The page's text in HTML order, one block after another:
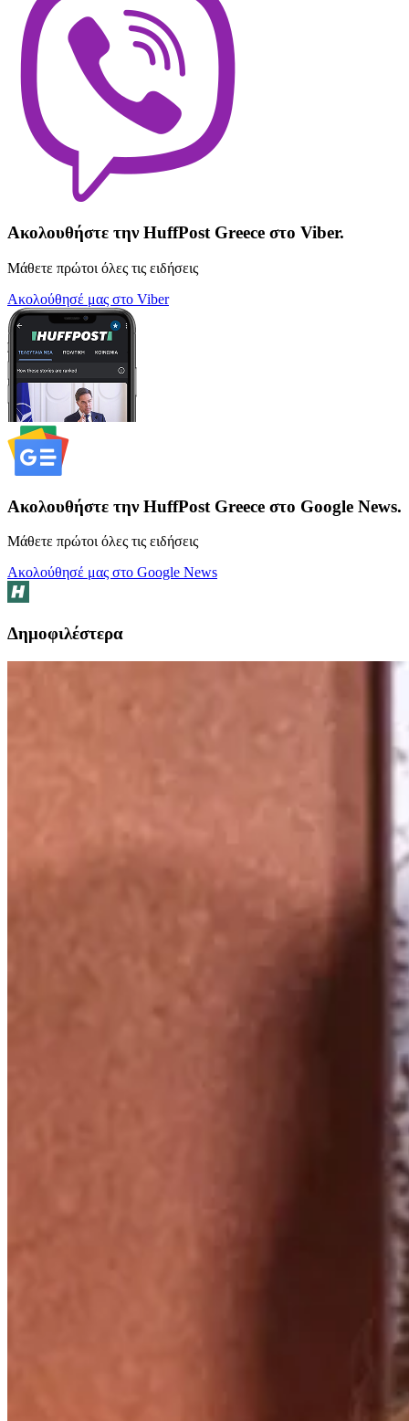
Ακολουθήστε την HuffPost Greece στο Viber.
Μάθετε πρώτοι όλες τις ειδήσεις
Ακολούθησέ μας στο Viber
Ακολουθήστε την HuffPost Greece στο Google News.
Μάθετε πρώτοι όλες τις ειδήσεις
Ακολούθησέ μας στο Google News
Δημοφιλέστερα